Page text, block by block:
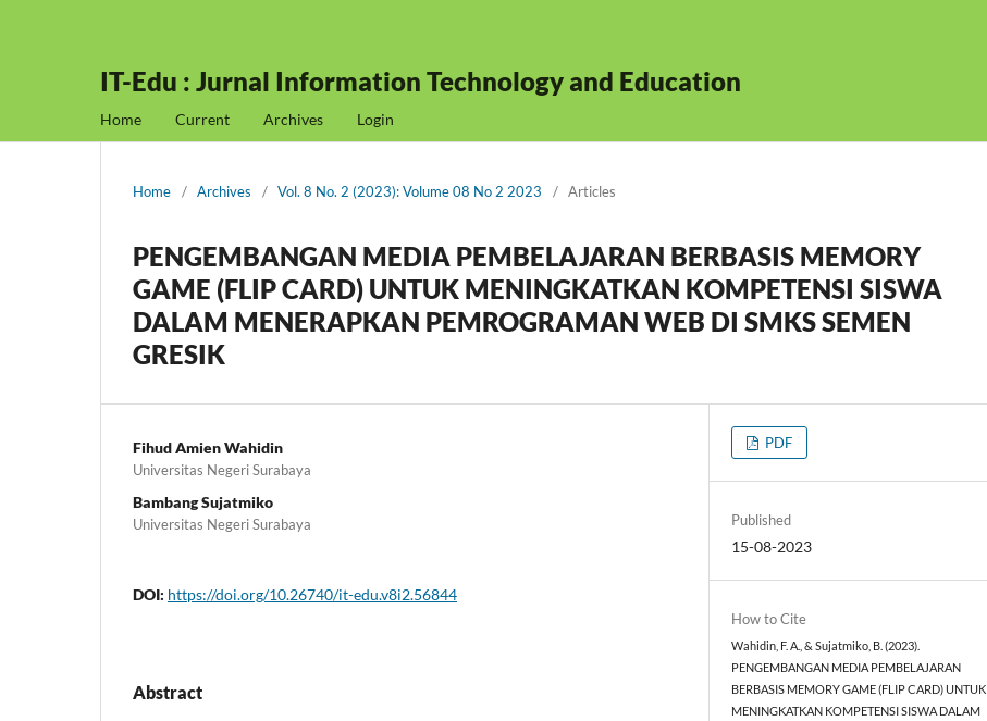
IT-Edu : Jurnal Information Technology and Education
Home Current Archives Login
Home / Archives / Vol. 8 No. 2 (2023): Volume 08 No 2 2023 / Articles
PENGEMBANGAN MEDIA PEMBELAJARAN BERBASIS MEMORY
GAME (FLIP CARD) UNTUK MENINGKATKAN KOMPETENSI SISWA
DALAM MENERAPKAN PEMROGRAMAN WEB DI SMKS SEMEN
GRESIK
Fihud Amien Wahidin
Universitas Negeri Surabaya
Bambang Sujatmiko
Universitas Negeri Surabaya
DOI: https://doi.org/10.26740/it-edu.v8i2.56844
Abstract
PDF
Published
15-08-2023
How to Cite
Wahidin, F. A., & Sujatmiko, B. (2023).
PENGEMBANGAN MEDIA PEMBELAJARAN
BERBASIS MEMORY GAME (FLIP CARD) UNTUK
MENINGKATKAN KOMPETENSI SISWA DALAM